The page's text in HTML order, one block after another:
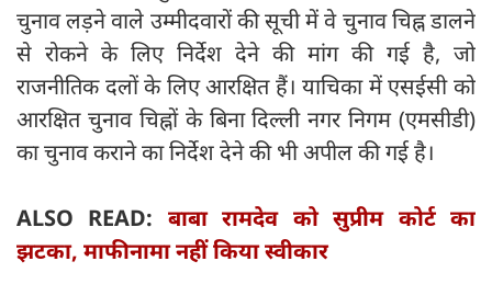
चुनाव लड़ने वाले उम्मीदवारों की सूची में वे चुनाव चिह्न डालने
से रोकने के लिए निर्देश देने की मांग की गई है, जो
राजनीतिक दलों के लिए आरक्षित हैं। याचिका में एसईसी को
आरक्षित चुनाव चिह्नों के बिना दिल्ली नगर निगम (एमसीडी)
का चुनाव कराने का निर्देश देने की भी अपील की गई है।
ALSO READ: बाबा रामदेव को सुप्रीम कोर्ट का
झटका, माफीनामा नहीं किया स्वीकार